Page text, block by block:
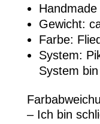
Gewicht:
Farbe:
System:
System
– Ich bin